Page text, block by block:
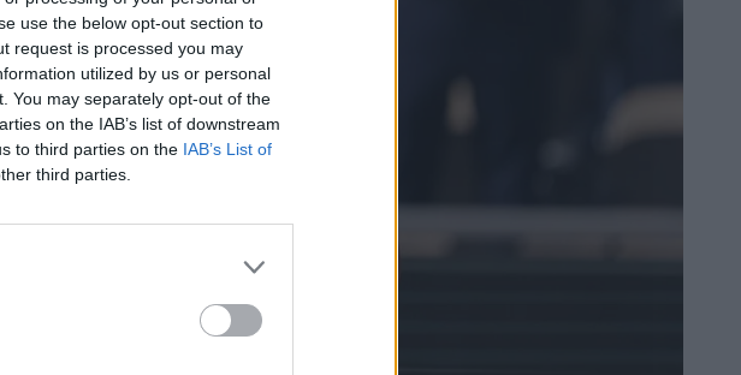
use the below opt-out section to
request is processed you may
utilized by us or personal
You may separately opt-out of the
on the IAB’s list of downstream
to third parties on the IAB’s List of
third parties.